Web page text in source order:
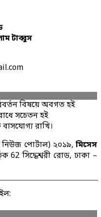
টাব্বুস
বিষয়ে অবগত হই
সচেতন হই
রাখি।
নিউজ পোর্টাল) ২০১৯, মিসেস
62 সিদ্ধেশ্বরী রোড, ঢাকা –